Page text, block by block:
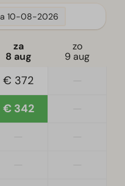
10-08-2026
za
8 aug
zo
9 aug
€ 372
€ 342